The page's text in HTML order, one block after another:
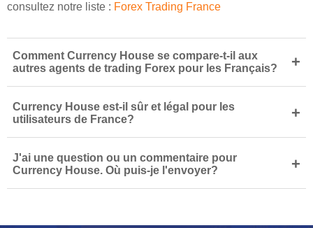
consultez notre liste : Forex Trading France
Comment Currency House se compare-t-il aux
autres agents de trading Forex pour les Français?
+
Currency House est-il sûr et légal pour les
utilisateurs de France?
+
J'ai une question ou un commentaire pour
Currency House. Où puis-je l'envoyer?
+